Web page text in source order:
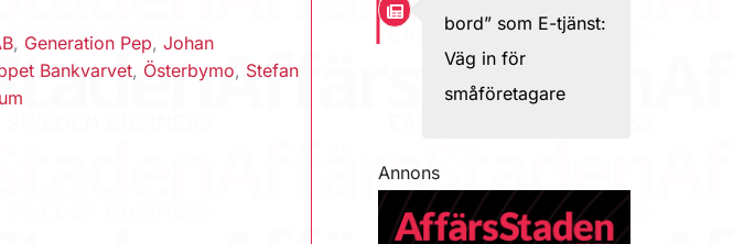
, Generation Pep,Johan
Bankvarvet, Österbymo, Stefan
bord” som E-tjänst:
Väg in för
småföretagare
Annons